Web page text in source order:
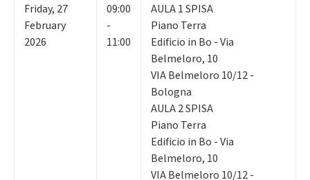
Friday, 27
February
2026
09:00
-
11:00
AULA 1 SPISA
Piano Terra
Edificio in Bo - Via
Belmeloro, 10
VIA Belmeloro 10/12 -
Bologna
AULA 2 SPISA
Piano Terra
Edificio in Bo - Via
Belmeloro, 10
VIA Belmeloro 10/12 -